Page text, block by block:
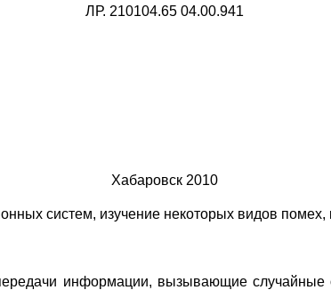
ЛР. 210104.65 04.00.941
Хабаровск 2010
систем, изучение некоторых видов
информации, вызывающие случайные